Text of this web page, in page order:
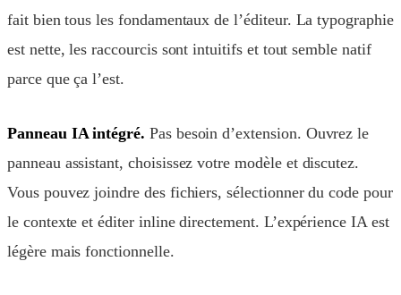
fait bien tous les fondamentaux de l’éditeur. La typographie
est nette, les raccourcis sont intuitifs et tout semble natif
parce que ça l’est.
Panneau IA intégré. Pas besoin d’extension. Ouvrez le
panneau assistant, choisissez votre modèle et discutez.
Vous pouvez joindre des fichiers, sélectionner du code pour
le contexte et éditer inline directement. L’expérience IA est
légère mais fonctionnelle.